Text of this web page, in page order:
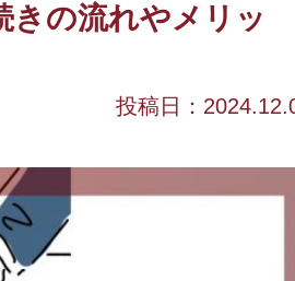
きの流れやメリッ
投稿日：